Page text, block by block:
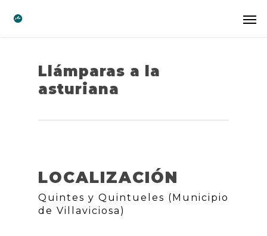
Llámparas a la
asturiana
LOCALIZACIÓN
Quintes y Quintueles (Municipio
de Villaviciosa)